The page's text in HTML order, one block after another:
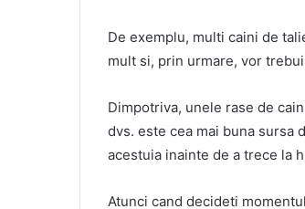
De exemplu, multi caini de
mult si, prin urmare, vor
Dimpotriva, unele rase de
dvs. este cea mai buna sursa
acestuia inainte de a trece la
Atunci cand decideti